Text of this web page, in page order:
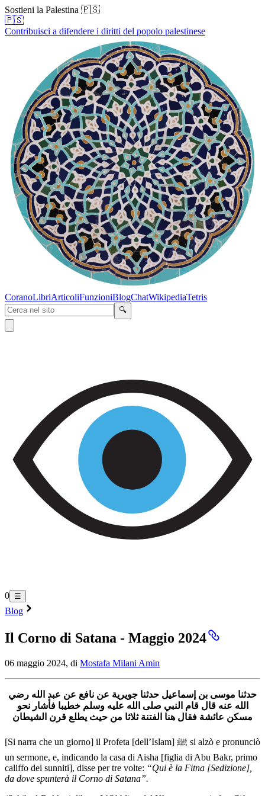
Sostieni la Palestina 🇵🇸
🇵🇸
Contribuisci a difendere i diritti del popolo palestinese
CoranoLibriArticoliFunzioniBlogChatWikipediaTetris
🔍
0 ☰
Blog
Il Corno di Satana - Maggio 2024
06 maggio 2024, di Mostafa Milani Amin
حدثنا موسى بن إسماعيل حدثنا جويرية عن نافع عن عبد الله رضي
الله عنه قال قام النبي صلى الله عليه وسلم خطيبا فأشار نحو
مسكن عائشة فقال هنا الفتنة ثلاثا من حيث يطلع قرن الشيطان
[Si narra che un giorno] il Profeta [dell’Islam] ﷺ si alzò e pronunciò
un sermone, e, indicando la casa di Aisha [figlia di Abu Bakr, primo
califfo dei sunniti], disse per tre volte: “Qui è la Fitna [Sedizione],
da dove spunterà il Corno di Satana”.